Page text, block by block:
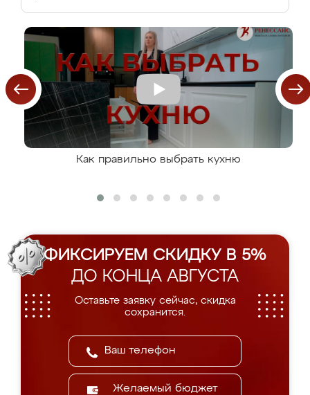
Как правильно выбрать кухню
ФИКСИРУЕМ СКИДКУ В 5%
ДО КОНЦА АВГУСТА
Оставьте заявку сейчас, скидка
сохранится.
Желаемый бюджет